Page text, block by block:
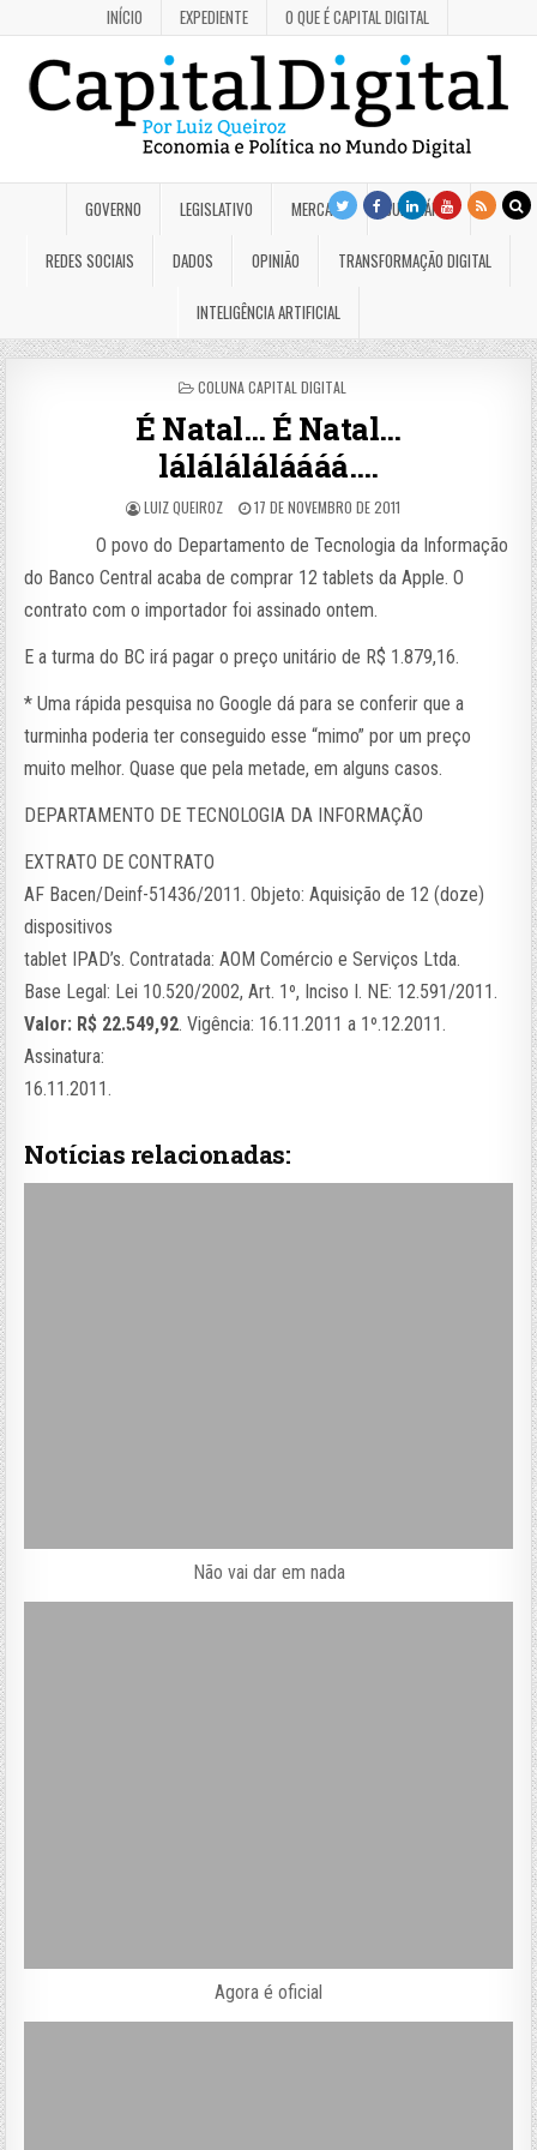
INÍCIO EXPEDIENTE O QUE É CAPITAL DIGITAL
GOVERNO LEGISLATIVO MERCADO JUDICIÁRIO
REDES SOCIAIS DADOS OPINIÃO TRANSFORMAÇÃO DIGITAL
INTELIGÊNCIA ARTIFICIAL
POSTED
COLUNA CAPITAL DIGITAL
É Natal… É Natal…
láláláláláááá….
LUIZ QUEIROZ 17 DE NOVEMBRO DE 2011
O povo do Departamento de Tecnologia da Informação
do Banco Central acaba de comprar 12 tablets da Apple. O
contrato com o importador foi assinado ontem.
E a turma do BC irá pagar o preço unitário de R$ 1.879,16.
* Uma rápida pesquisa no Google dá para se conferir que a
turminha poderia ter conseguido esse “mimo” por um preço
muito melhor. Quase que pela metade, em alguns casos.
DEPARTAMENTO DE TECNOLOGIA DA INFORMAÇÃO
EXTRATO DE CONTRATO
AF Bacen/Deinf-51436/2011. Objeto: Aquisição de 12 (doze)
dispositivos
tablet IPAD’s. Contratada: AOM Comércio e Serviços Ltda.
Base Legal: Lei 10.520/2002, Art. 1º, Inciso I. NE: 12.591/2011.
Valor: R$ 22.549,92. Vigência: 16.11.2011 a 1º.12.2011.
Assinatura:
16.11.2011.
Notícias relacionadas:
Não vai dar em nada
Agora é oficial